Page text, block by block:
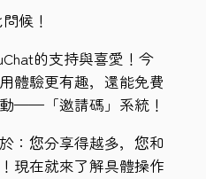
候！
的支持與喜愛！今
體驗更有趣，還能免費
——「邀請碼」系統！
：您分享得越多，您和
現在就來了解具體操作